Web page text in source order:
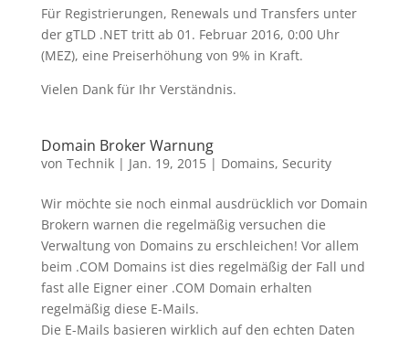
Für Registrierungen, Renewals und Transfers unter
der gTLD .NET tritt ab 01. Februar 2016, 0:00 Uhr
(MEZ), eine Preiserhöhung von 9% in Kraft.
Vielen Dank für Ihr Verständnis.
Domain Broker Warnung
von Technik| Jan. 19, 2015| Domains, Security
Wir möchte sie noch einmal ausdrücklich vor Domain
Brokern warnen die regelmäßig versuchen die
Verwaltung von Domains zu erschleichen! Vor allem
beim .COM Domains ist dies regelmäßig der Fall und
fast alle Eigner einer .COM Domain erhalten
regelmäßig diese E-Mails.
Die E-Mails basieren wirklich auf den echten Daten